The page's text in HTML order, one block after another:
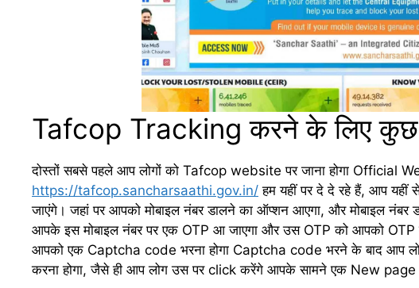
Tafcop Tracking करने के लिए कुछ
दोस्तों सबसे पहले आप लोगों को Tafcop website पर जाना होगा Official
https://tafcop.sancharsaathi.gov.in/ हम यहीं पर दे दे रहे हैं, आप
जाएंगे। जहां पर आपको मोबाइल नंबर डालने का ऑप्शन आएगा, और मोबाइल
आपके इस मोबाइल नंबर पर एक OTP आ जाएगा और उस OTP को आपको
आपको एक Captcha code भरना होगा Captcha code भरने के बाद आप
करना होगा, जैसे ही आप लोग उस पर click करेंगे आपके सामने एक New page